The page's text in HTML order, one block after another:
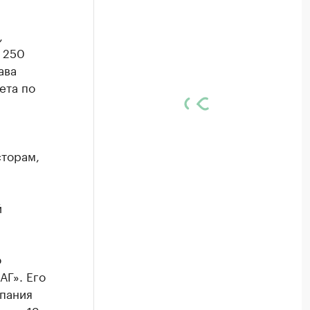
250
по
Его